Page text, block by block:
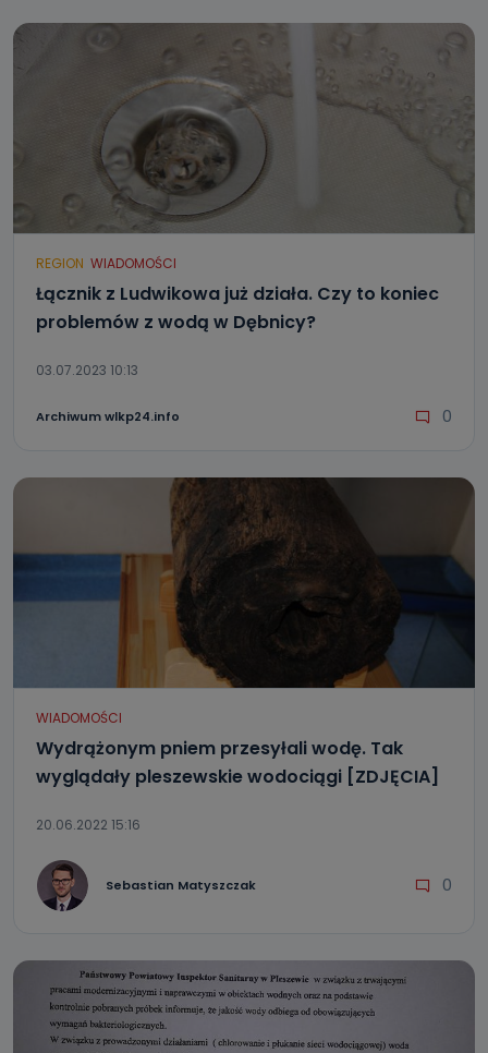
REGION WIADOMOŚCI
Łącznik z Ludwikowa już działa. Czy to koniec
problemów z wodą w Dębnicy?
03.07.2023 10:13
Archiwum wlkp24.info 0
WIADOMOŚCI
Wydrążonym pniem przesyłali wodę. Tak
wyglądały pleszewskie wodociągi [ZDJĘCIA]
20.06.2022 15:16
Sebastian Matyszczak 0